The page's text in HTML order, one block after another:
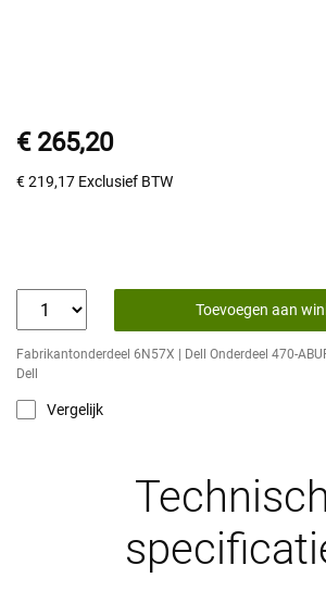
€ 265,20
€ 219,17 Exclusief BTW
Toevoegen aan
Fabrikantonderdeel 6N57X | Dell Onderdeel 470-
Dell
Vergelijk